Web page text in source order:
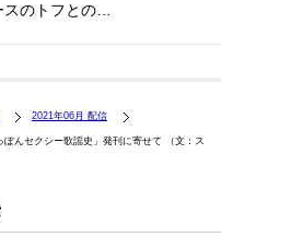
のトフとの…
2021年06月 配信
んセクシー歌謡史」発刊に寄せて （文：ス